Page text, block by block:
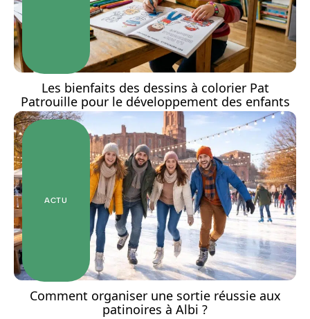
Les bienfaits des dessins à colorier Pat
Patrouille pour le développement des enfants
ACTU
Comment organiser une sortie réussie aux
patinoires à Albi ?